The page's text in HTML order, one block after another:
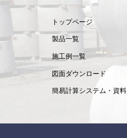
トップページ
製品一覧
施工例一覧
図面ダウンロード
簡易計算システム・資料